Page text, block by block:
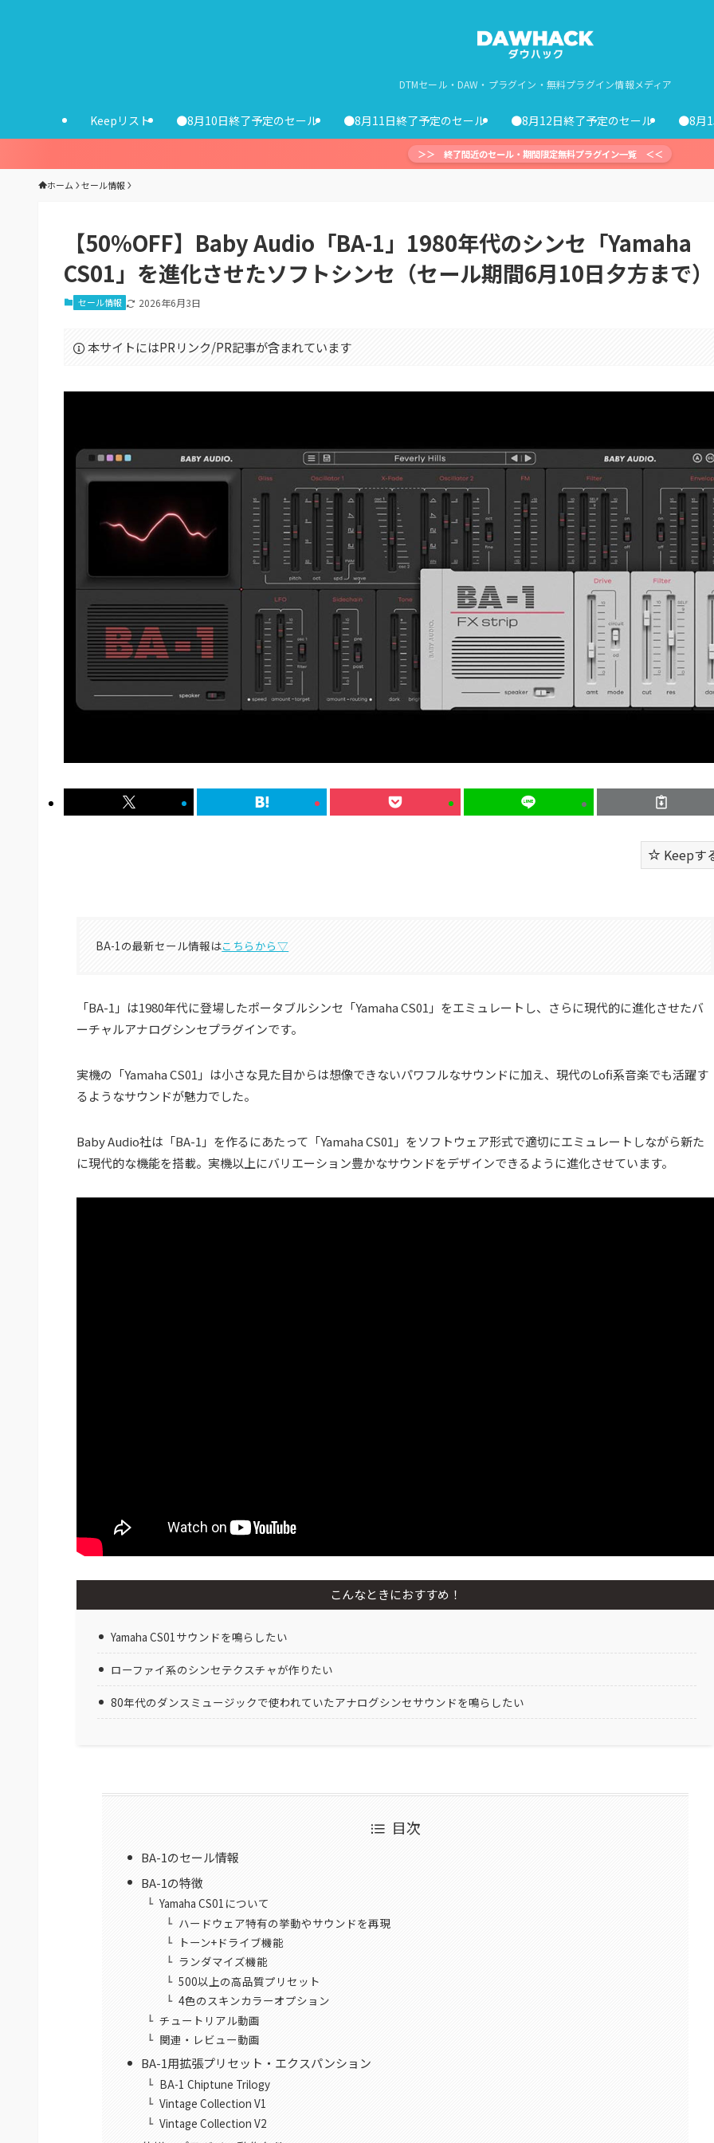
DTMセール・DAW・プラグイン・無料プラグイン情報メディア
Keepリスト ●8月10日終了予定のセール ●8月11日終了予定のセール ●8月12日終了予定のセール ●8月
＞＞ 終了間近のセール・期間限定無料プラグイン一覧 ＜＜
ホーム セール情報
【50%OFF】Baby Audio「BA-1」1980年代のシンセ「Yamaha
CS01」を進化させたソフトシンセ（セール期間6月10日夕方まで）
セール情報 2026年6月3日
本サイトにはPRリンク/PR記事が含まれています
Keepす
BA-1の最新セール情報はこちらから▽
「BA-1」は1980年代に登場したポータブルシンセ「Yamaha CS01」をエミュレートし、さらに現代的に進化させたバ
ーチャルアナログシンセプラグインです。
実機の「Yamaha CS01」は小さな見た目からは想像できないパワフルなサウンドに加え、現代のLofi系音楽でも活躍す
るようなサウンドが魅力でした。
Baby Audio社は「BA-1」を作るにあたって「Yamaha CS01」をソフトウェア形式で適切にエミュレートしながら新た
に現代的な機能を搭載。実機以上にバリエーション豊かなサウンドをデザインできるように進化させています。
こんなときにおすすめ！
Yamaha CS01サウンドを鳴らしたい
ローファイ系のシンセテクスチャが作りたい
80年代のダンスミュージックで使われていたアナログシンセサウンドを鳴らしたい
目次
BA-1のセール情報
BA-1の特徴
Yamaha CS01について
ハードウェア特有の挙動やサウンドを再現
トーン+ドライブ機能
ランダマイズ機能
500以上の高品質プリセット
4色のスキンカラーオプション
チュートリアル動画
関連・レビュー動画
BA-1用拡張プリセット・エクスパンション
BA-1 Chiptune Trilogy
Vintage Collection V1
Vintage Collection V2